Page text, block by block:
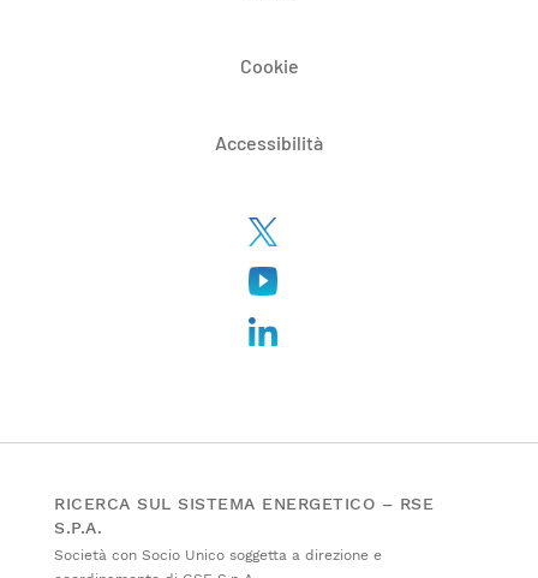
Cookie
Accessibilità
RICERCA SUL SISTEMA ENERGETICO – RSE
S.P.A.
Società con Socio Unico soggetta a direzione e